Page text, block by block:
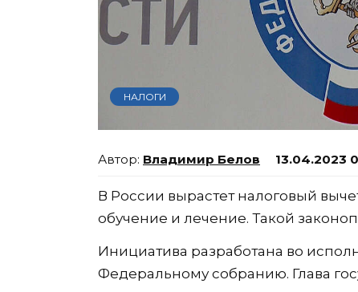
НАЛОГИ
Владимир Белов 13.04.2023
В России вырастет налоговый
обучение и лечение. Такой
Инициатива разработана во
Федеральному собранию. Глава